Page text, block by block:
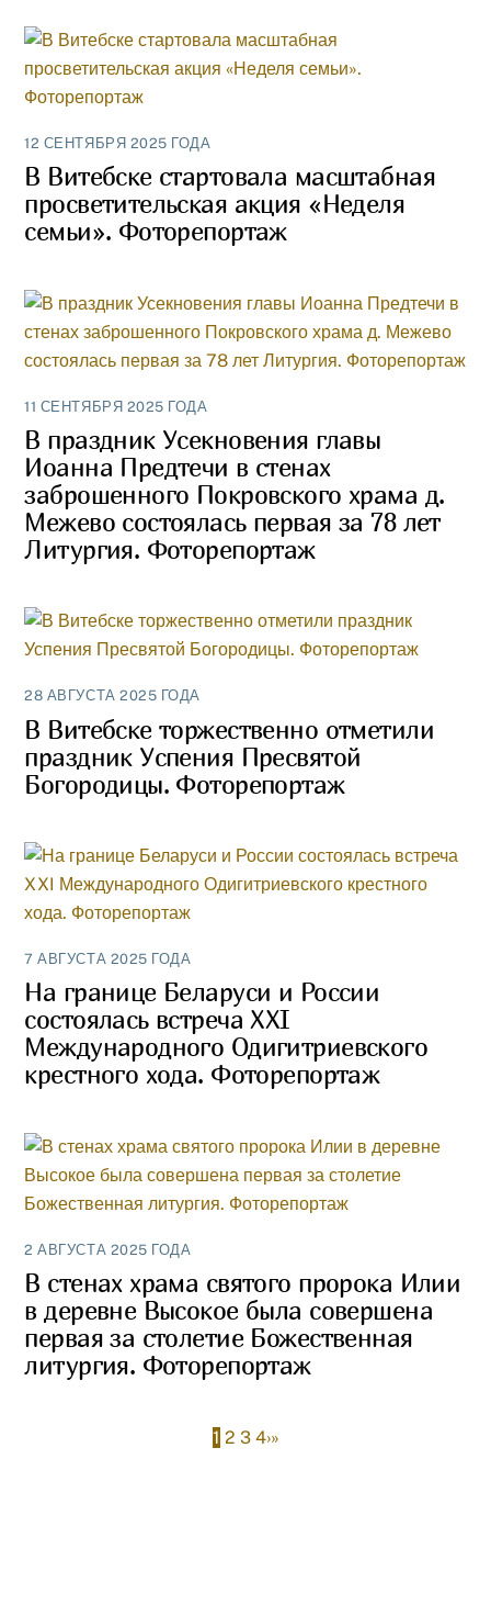
12 СЕНТЯБРЯ 2025 ГОДА
В Витебске стартовала масштабная
просветительская акция «Неделя
семьи». Фоторепортаж
11 СЕНТЯБРЯ 2025 ГОДА
В праздник Усекновения главы
Иоанна Предтечи в стенах
заброшенного Покровского храма д.
Межево состоялась первая за 78 лет
Литургия. Фоторепортаж
28 АВГУСТА 2025 ГОДА
В Витебске торжественно отметили
праздник Успения Пресвятой
Богородицы. Фоторепортаж
7 АВГУСТА 2025 ГОДА
На границе Беларуси и России
состоялась встреча XXI
Международного Одигитриевского
крестного хода. Фоторепортаж
2 АВГУСТА 2025 ГОДА
В стенах храма святого пророка Илии
в деревне Высокое была совершена
первая за столетие Божественная
литургия. Фоторепортаж
1 2 3 4›»